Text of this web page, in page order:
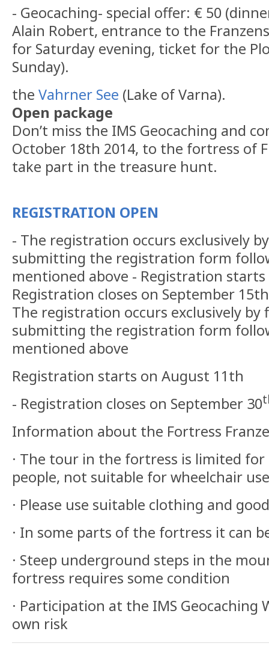
- Geocaching- special offer: € 50
Alain Robert, entrance to the
for Saturday evening, ticket for the
Sunday).
the Vahrner See (Lake of Varna).
Open package
Don’t miss the IMS Geocaching and
October 18th 2014, to the fortress of
take part in the treasure hunt.
REGISTRATION OPEN
- The registration occurs exclusively
submitting the registration form
mentioned above - Registration
Registration closes on September 15th
The registration occurs exclusively by
submitting the registration form
mentioned above
Registration starts on August 11th
- Registration closes on September 30
Information about the Fortress
· The tour in the fortress is limited for
people, not suitable for wheelchair
· Please use suitable clothing and
· In some parts of the fortress it can
· Steep underground steps in the
fortress requires some condition
· Participation at the IMS Geocaching
own risk